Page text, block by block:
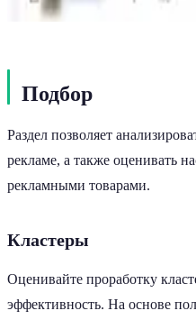
Подбор
Раздел позволяет
рекламе, а также оценивать
рекламными товарами.
Кластеры
Оценивайте проработку
эффективность. На основе